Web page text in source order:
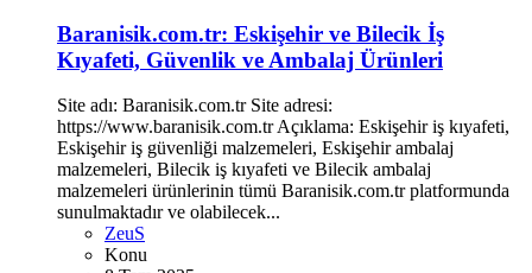
Baranisik.com.tr: Eskişehir ve Bilecik İş
Kıyafeti, Güvenlik ve Ambalaj Ürünleri
Site adı: Baranisik.com.tr Site adresi:
https://www.baranisik.com.tr Açıklama: Eskişehir iş kıyafeti,
Eskişehir iş güvenliği malzemeleri, Eskişehir ambalaj
malzemeleri, Bilecik iş kıyafeti ve Bilecik ambalaj
malzemeleri ürünlerinin tümü Baranisik.com.tr platformunda
sunulmaktadır ve olabilecek...
ZeuS
Konu